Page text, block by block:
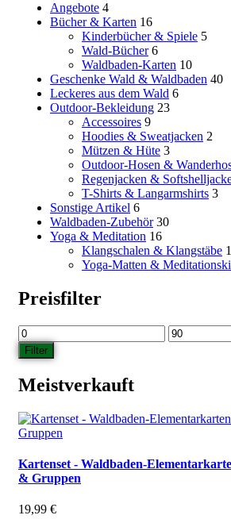
Angebote 4
Bücher & Karten 16
Kinderbücher & Spiele 5
Wald-Bücher 6
Waldbaden-Karten 10
Geschenke Wald & Waldbaden 40
Leckeres aus dem Wald 6
Outdoor-Bekleidung 23
Accessoires 9
Hoodies & Sweatjacken 2
Mützen & Hüte 3
Outdoor-Hosen &
Regenjacken &
T-Shirts & Langarmshirts 3
Sonstige Artikel 6
Waldbaden-Zubehör 30
Yoga & Meditation 16
Klangschalen & Klangstäbe
Yoga-Matten &
Preisfilter
Min.
Preis
Max.
Preis
Filter
Meistverkauft
Kartenset - Waldbaden-
& Gruppen
19,99 €